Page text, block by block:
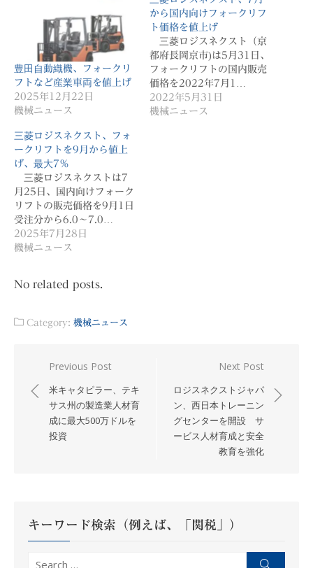
豊田自動織機、フォークリ
フトなど産業車両を値上げ
2025年12月22日
機械ニュース
から国内向けフォークリフ
ト価格を値上げ
三菱ロジスネクスト（京
都府長岡京市)は5月31日、
フォークリフトの国内販売
価格を2022年7月1…
2022年5月31日
機械ニュース
三菱ロジスネクスト、フォ
ークリフトを9月から値上
げ、最大7％
三菱ロジスネクストは7
月25日、国内向けフォーク
リフトの販売価格を9月1日
受注分から6.0～7.0…
2025年7月28日
機械ニュース
No related posts.
Category: 機械ニュース
稿
ン
Previous Post
米キャタピラー、テキ
サス州の製造業人材育
成に最大500万ドルを
投資
Next Post
ロジスネクストジャパ
ン、西日本トレーニン
グセンターを開設 サ
ービス人材育成と安全
教育を強化
キーワード検索（例えば、「関税」）
Search